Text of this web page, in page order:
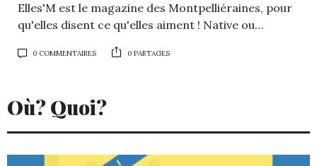
Elles'M est le magazine des Montpelliéraines, pour
qu'elles disent ce qu'elles aiment ! Native ou…
0 COMMENTAIRES 0 PARTAGES
Où? Quoi?